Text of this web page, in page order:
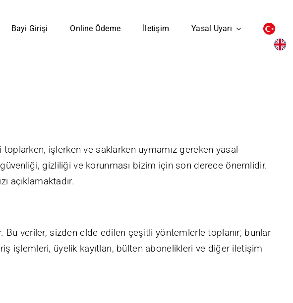
Bayi Girişi Online Ödeme İletişim Yasal Uyarı
işlerken ve saklarken uymamız gereken yasal
gizliliği ve korunması bizim için son derece önemlidir.
açıklamaktadır.
veriler, sizden elde edilen çeşitli yöntemlerle toplanır; bunlar
işlemleri, üyelik kayıtları, bülten abonelikleri ve diğer iletişim